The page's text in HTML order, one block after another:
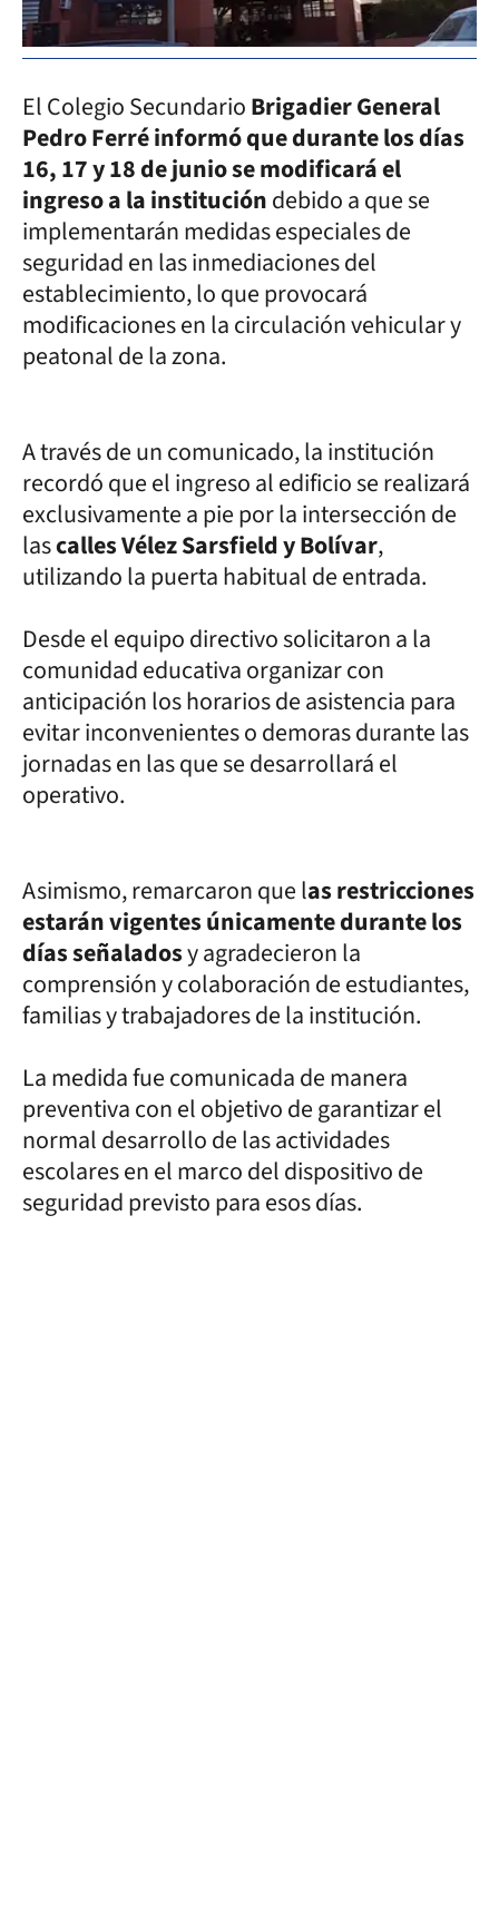
El Colegio SecundarioBrigadier General
Pedro Ferré informó que durante los días
16, 17 y 18 de junio se modificará el
ingreso a la institucióndebido a que se
implementarán medidas especiales de
seguridad en las inmediaciones del
establecimiento, lo que provocará
modificaciones en la circulación vehicular y
peatonal de la zona.
A través de un comunicado, la institución
recordó que el ingreso al edificio se realizará
exclusivamente a pie por la intersección de
lascalles Vélez Sarsfield y Bolívar,
utilizando la puerta habitual de entrada.
Desde el equipo directivo solicitaron a la
comunidad educativa organizar con
anticipación los horarios de asistencia para
evitar inconvenientes o demoras durante las
jornadas en las que se desarrollará el
operativo.
Asimismo, remarcaron que las restricciones
estarán vigentes únicamente durante los
días señaladosy agradecieron la
comprensión y colaboración de estudiantes,
familias y trabajadores de la institución.
La medida fue comunicada de manera
preventiva con el objetivo de garantizar el
normal desarrollo de las actividades
escolares en el marco del dispositivo de
seguridad previsto para esos días.